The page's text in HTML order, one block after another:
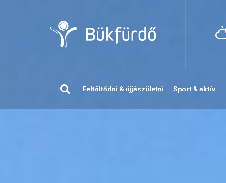
Feltöltődni & újjászületni Sport & aktív